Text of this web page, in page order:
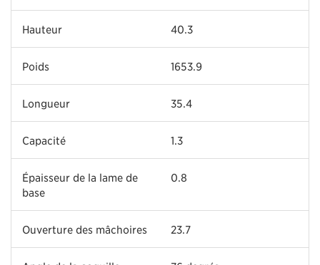
Hauteur 40.3
Poids 1653.9
Longueur 35.4
Capacité 1.3
Épaisseur de la lame de
base
0.8
Ouverture des mâchoires 23.7